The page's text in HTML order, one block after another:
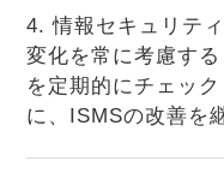
4. 情報セキュリテ
変化を常に考慮す
を定期的にチェッ
に、ISMSの改善を